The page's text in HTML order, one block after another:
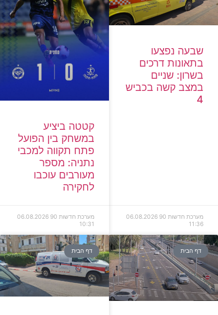
שבעה נפצעו
בתאונות דרכים
בשרון: שניים
במצב קשה בכביש
4
מערכת חדשות 90
06.08.2026
11:36
קטטה ביציע
במשחק בין הפועל
פתח תקווה למכבי
נתניה: מספר
מעורבים עוכבו
לחקירה
מערכת חדשות 90
06.08.2026
10:31
דף הבית דף הבית